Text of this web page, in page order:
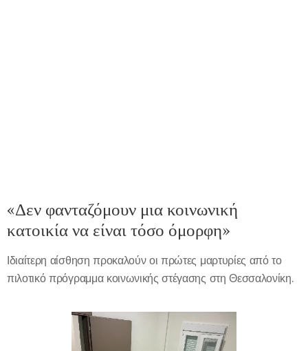
«Δεν φανταζόμουν μια κοινωνική
κατοικία να είναι τόσο όμορφη»
Ιδιαίτερη αίσθηση προκαλούν οι πρώτες μαρτυρίες από το
πιλοτικό πρόγραμμα κοινωνικής στέγασης στη Θεσσαλονίκη.